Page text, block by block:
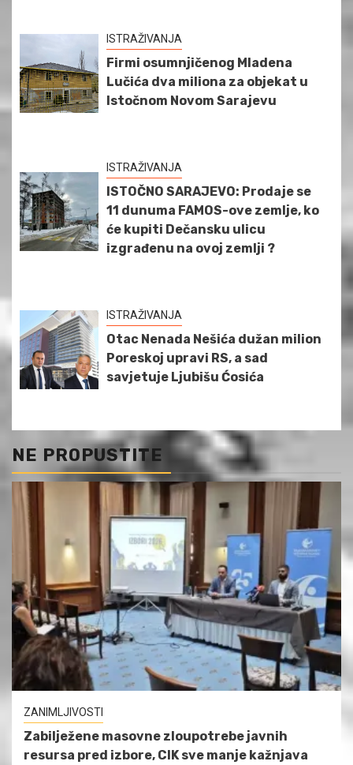
ISTRAŽIVANJA
Firmi osumnjičenog Mladena
Lučića dva miliona za objekat u
Istočnom Novom Sarajevu
ISTRAŽIVANJA
ISTOČNO SARAJEVO: Prodaje se
11 dunuma FAMOS-ove zemlje, ko
će kupiti Dečansku ulicu
izgrađenu na ovoj zemlji ?
ISTRAŽIVANJA
Otac Nenada Nešića dužan milion
Poreskoj upravi RS, a sad
savjetuje Ljubišu Ćosića
NE PROPUSTITE
ZANIMLJIVOSTI
Zabilježene masovne zloupotrebe javnih
resursa pred izbore, CIK sve manje kažnjava